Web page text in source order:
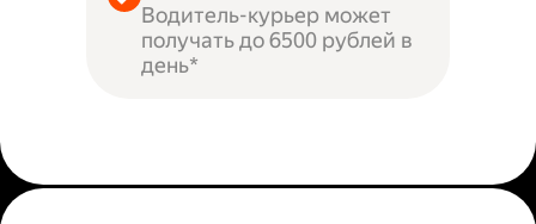
Водитель-курьер может
получать до 6500 рублей в
день*